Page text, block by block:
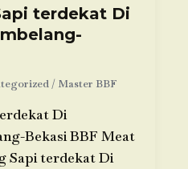
terdekat Di
/ Master BBF
Di
Bekasi BBF Meat
Sapi terdekat Di